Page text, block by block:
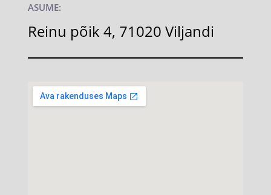
ASUME:
Reinu põik 4, 71020 Viljandi